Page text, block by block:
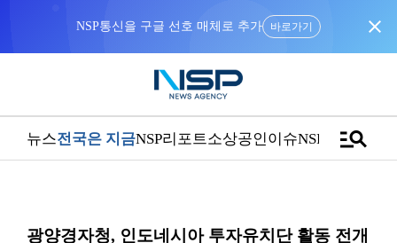
NSP통신을 구글 선호 매체로 추가 바로가기 close
뉴스전국은 지금NSP리포트소상공인이슈NSPTVmanage_search
광양경자청, 인도네시아 투자유치단 활동 전개